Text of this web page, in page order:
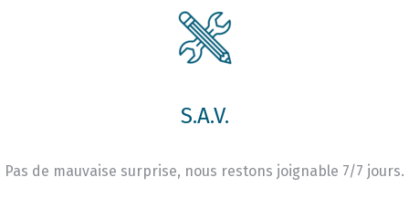
S.A.V.
Pas de mauvaise surprise, nous restons joignable 7/7 jours.